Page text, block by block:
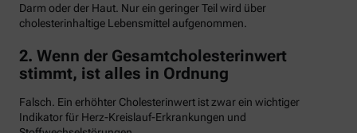
Darm oder der Haut. Nur ein geringer Teil wird über
cholesterinhaltige Lebensmittel aufgenommen.
2. Wenn der Gesamtcholesterinwert
stimmt, ist alles in Ordnung
Falsch. Ein erhöhter Cholesterinwert ist zwar ein wichtiger
Indikator für Herz-Kreislauf-Erkrankungen und